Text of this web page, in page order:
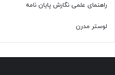
راهنمای علمی نگارش پایان نامه
لوستر مدرن